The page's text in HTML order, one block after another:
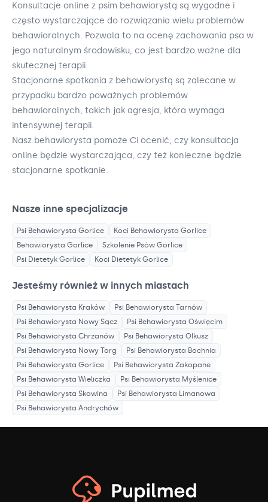
Konsultacje online z psim behawiorystą są wygodne i
często wystarczające do rozwiązania wielu problemów
behawioralnych. Pozwala to na ocenę zachowania psa w
jego naturalnym środowisku, co jest bardzo ważne dla
skutecznej terapii.
Stacjonarne spotkania z behawiorystą są zalecane w
przypadku bardzo poważnych problemów
behawioralnych, takich jak agresja, która wymaga
intensywnej terapii.
Nasz behawiorysta pomoże Ci ocenić, czy konsultacja
online będzie wystarczająca, czy też konieczne będzie
stacjonarne spotkanie.
Nasze inne specjalizacje
Psi Behawiorysta Gorlice Koci Behawiorysta Gorlice
Behawiorysta Gorlice Szkolenie Psów Gorlice
Psi Dietetyk Gorlice Koci Dietetyk Gorlice
Jesteśmy również w innych miastach
Psi Behawiorysta Kraków Psi Behawiorysta Tarnów
Psi Behawiorysta Nowy Sącz Psi Behawiorysta Oświęcim
Psi Behawiorysta Chrzanów Psi Behawiorysta Olkusz
Psi Behawiorysta Nowy Targ Psi Behawiorysta Bochnia
Psi Behawiorysta Gorlice Psi Behawiorysta Zakopane
Psi Behawiorysta Wieliczka Psi Behawiorysta Myślenice
Psi Behawiorysta Skawina Psi Behawiorysta Limanowa
Psi Behawiorysta Andrychów